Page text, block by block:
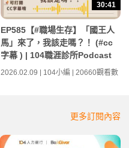
30:41
EP585【#職場生存】「國王人
馬」來了，我該走嗎？！ (#cc
字幕 ) | 104職涯診所Podcast
2026.02.09 | 104小編 | 20660觀看數
更多訂閱內容